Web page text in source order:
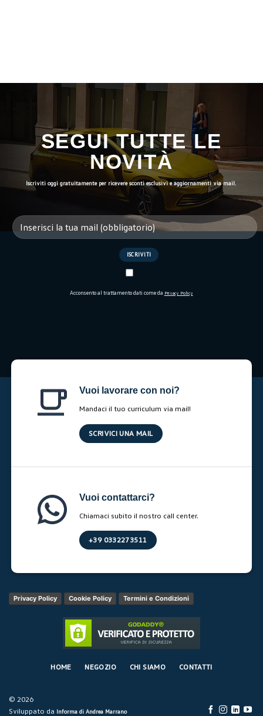
SEGUI TUTTE LE
NOVITÀ
Iscriviti oggi gratuitamente per ricevere sconti esclusivi e aggiornamenti via mail.
Acconsento al trattamento dati come da Privacy Policy
Vuoi lavorare con noi?
Mandaci il tuo curriculum via mail!
SCRIVICI UNA MAIL
Vuoi contattarci?
Chiamaci subito il nostro call center.
+39 0332273511
Privacy Policy Cookie Policy Termini e Condizioni
© 2026
Sviluppato da Informa di Andrea Marrano
HOME NEGOZIO CHI SIAMO CONTATTI